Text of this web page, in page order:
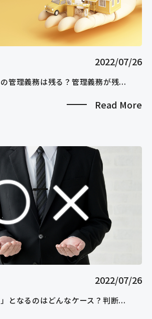
2022/07/26
管理義務は残る？管理義務が残...
Read More
2022/07/26
となるのはどんなケース？判断...